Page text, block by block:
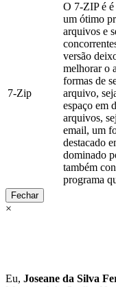
7-Zip
O 7-ZIP é
um ótimo
arquivos e
versão
melhorar o
formas de
arquivo,
espaço em
arquivos,
email, um
destacado
dominado
também
programa
Fechar
×
Eu, Joseane da Silva